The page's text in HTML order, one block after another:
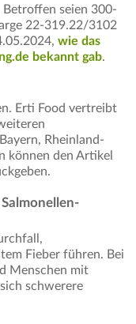
Betroffen seien 300-
22-319.22/3102
wie das
bekannt gab.
Erti Food vertreibt
Rheinland-
können den Artikel
Fieber führen. Bei
Menschen mit
schwerere